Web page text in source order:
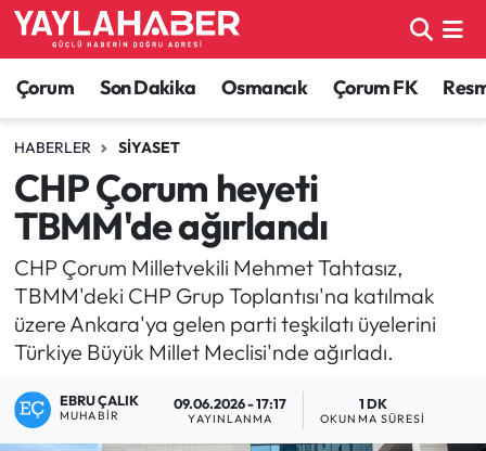
Çorum Son Dakika Osmancık Çorum FK
HABERLER SIYASET
CHP Çorum heyeti
TBMM'de ağırlandı
CHP Çorum Milletvekili Mehmet Tahtasız,
TBMM'deki CHP Grup Toplantısı'na katılmak
üzere Ankara'ya gelen parti teşkilatı üyelerini
Türkiye Büyük Millet Meclisi'nde ağırladı.
EBRU ÇALIK
MUHABIR
09.06.2026 - 17:17
YAYINLANMA
1 DK
OKUNMA SÜRESI
Alaca Haberleri
Bayat Haberleri
Bilgi - Keşfet Haberleri
Bilim ve Teknoloji
Boğazkale Haberleri
Çorum Haberleri
Çorum Son Dakika Haberleri
Çorum Nöbetçi Eczaneler
Çorum Hava Durumu
Çorum Namaz Vakitleri
Çorum Trafik Yoğunluk Haritası
TFF 1.Lig Puan Durumu ve Fikstür
Tüm Manşetler
Son Dakika Haberleri